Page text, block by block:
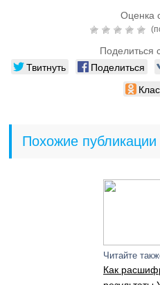
Оценка
Поделиться
Твитнуть Поделиться
Похожие публикации
Читайте
Как